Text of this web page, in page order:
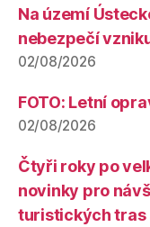
Na území
nebezpečí
02/08/2026
FOTO: Letní
02/08/2026
Čtyři roky po
novinky pro
turistických tras